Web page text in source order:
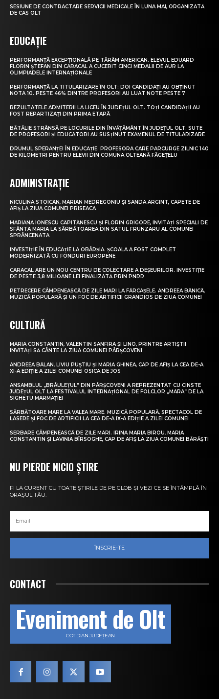
SESIUNE DE CONTRACTARE SERVICII MEDICALE ÎN LUNA MAI, ORGANIZATĂ
DE CAS OLT
EDUCAȚIE
PERFORMANȚĂ EXCEPȚIONALĂ PE TĂRÂM AMERICAN. ELEVUL EDUARD
FLORIN ȘTEFAN DIN CARACAL A CUCERIT CINCI MEDALII DE AUR LA
OLIMPIADELE INTERNAȚIONALE
PERFORMANȚĂ LA TITULARIZARE ÎN OLT: DOI CANDIDAȚI AU OBȚINUT
NOTA 10. PESTE 46% DINTRE PROFESORI AU LUAT NOTE PESTE 7
REZULTATELE ADMITERII LA LICEU ÎN JUDEȚUL OLT. TOȚI CANDIDAȚII AU
FOST REPARTIZAȚI DIN PRIMA ETAPĂ
BĂTĂLIE STRÂNSĂ PE LOCURILE DIN ÎNVĂȚĂMÂNT ÎN JUDEȚUL OLT. SUTE
DE PROFESORI ȘI EDUCATORI AU SUSȚINUT EXAMENUL DE TITULARIZARE
DRUMUL SPERANȚEI ÎN EDUCAȚIE. PROFESORA CARE PARCURGE ZILNIC 140
DE KILOMETRI PENTRU ELEVII DIN COMUNA OLTEANĂ FĂGEȚELU
ADMINISTRAȚIE
NICULINA STOICAN, MARIAN MEDREGONIU ȘI SANDA ARGINT, CAPETE DE
AFIȘ LA ZIUA COMUNEI PRISEACA
MARIANA IONESCU CĂPITĂNESCU ȘI FLORIN GRIGORE, INVITAȚI SPECIALI DE
SFÂNTA MARIA LA SĂRBĂTOAREA DIN SATUL FRUNZARU AL COMUNEI
SPRÂNCENATA
INVESTIȚIE ÎN EDUCAȚIE LA OBÂRȘIA. ȘCOALA A FOST COMPLET
MODERNIZATĂ CU FONDURI EUROPENE
CARACAL ARE UN NOU CENTRU DE COLECTARE A DEȘEURILOR. INVESTIȚIE
DE PESTE 3,8 MILIOANE LEI FINALIZATĂ PRIN PNRR
PETRECERE CÂMPENEASCĂ DE ZILE MARI LA FĂRCAȘELE. ANDREEA BĂNICĂ,
MUZICĂ POPULARĂ ȘI UN FOC DE ARTIFICII GRANDIOS DE ZIUA COMUNEI
CULTURĂ
MARIA CONSTANTIN, VALENTIN SANFIRA ȘI LINO, PRINTRE ARTIȘTII
INVITAȚI SĂ CÂNTE LA ZIUA COMUNEI PÂRȘCOVENI
ANDREEA BĂLAN, LIVIU PUȘTIU ȘI MARIA GHINEA, CAP DE AFIȘ LA CEA DE-A
XI-A EDIȚIE A ZILEI COMUNEI OSICA DE JOS
ANSAMBLUL „BRÂULEȚUL” DIN PÂRȘCOVENI A REPREZENTAT CU CINSTE
JUDEȚUL OLT LA FESTIVALUL INTERNAȚIONAL DE FOLCLOR „MARA” DE LA
SIGHETU MARMAȚIEI
SĂRBĂTOARE MARE LA VALEA MARE. MUZICĂ POPULARĂ, SPECTACOL DE
LASERE ȘI FOC DE ARTIFICII LA CEA DE-A IX-A EDIȚIE A ZILEI COMUNEI
SERBARE CÂMPENEASCĂ DE ZILE MARI. IRINA MARIA BIROU, MARIA
CONSTANTIN ȘI LAVINIA BÎRSOGHE, CAP DE AFIȘ LA ZIUA COMUNEI BĂRĂȘTI
NU PIERDE NICIO ȘTIRE
FI LA CURENT CU TOATE ȘTIRILE DE PE GLOB ȘI VEZI CE SE ÎNTÂMPLĂ ÎN
ORAȘUL TĂU.
ÎNSCRIE-TE
CONTACT
Eveniment de Olt
COTIDIAN JUDEȚEAN